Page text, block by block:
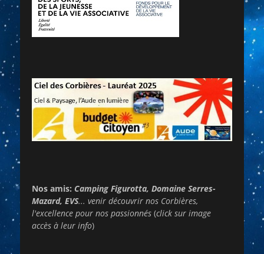
Nos amis: Camping Figurotta, Domaine Serres-
Mazard, EVS... venir découvrir nos Corbières,
l'excellence pour nos passionnés (click sur image
accès à leur info)